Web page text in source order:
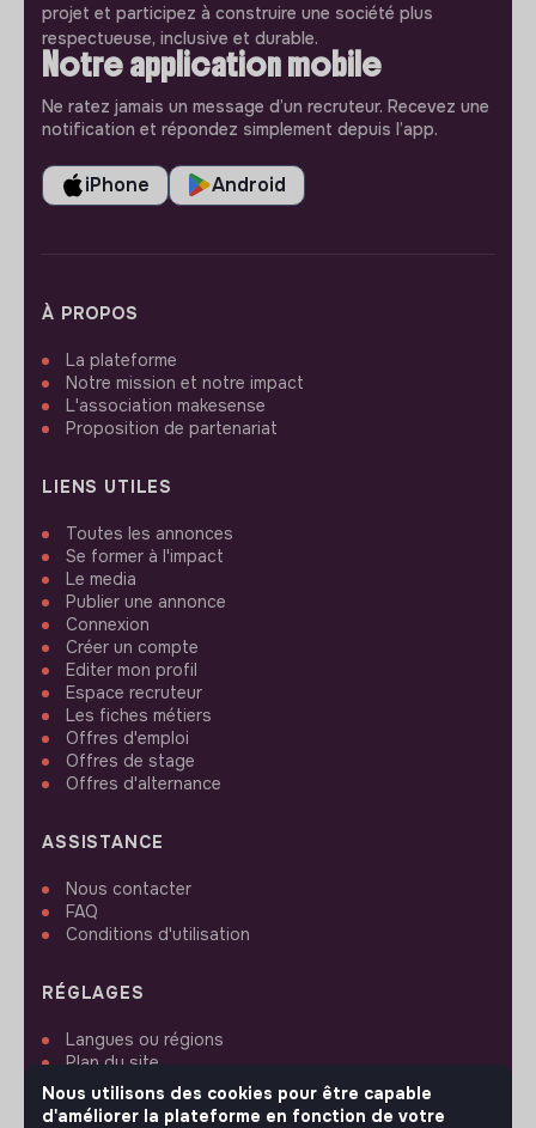
projet et participez à construire une société plus
respectueuse, inclusive et durable.
Notre application mobile
Ne ratez jamais un message d’un recruteur. Recevez une
notification et répondez simplement depuis l’app.
iPhone Android
À PROPOS
La plateforme
Notre mission et notre impact
L'association makesense
Proposition de partenariat
LIENS UTILES
Toutes les annonces
Se former à l'impact
Le media
Publier une annonce
Connexion
Créer un compte
Editer mon profil
Espace recruteur
Les fiches métiers
Offres d'emploi
Offres de stage
Offres d'alternance
ASSISTANCE
Nous contacter
FAQ
Conditions d'utilisation
RÉGLAGES
Langues ou régions
Plan du site
Paramètres des cookies
Nous utilisons des cookies pour être capable
d'améliorer la plateforme en fonction de votre